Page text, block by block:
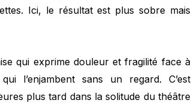
Ici, le résultat est plus sobre mais
qui exprime douleur et fragilité face à
l’enjambent sans un regard. C’est
plus tard dans la solitude du théâtre